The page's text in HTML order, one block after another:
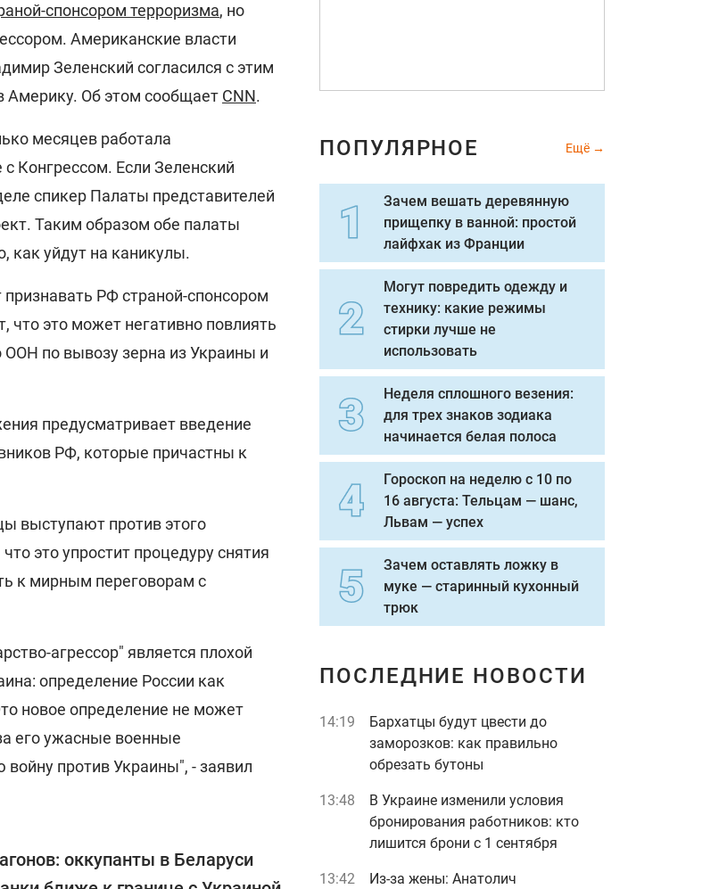
спонсором терроризма, но
Американские власти
Зеленский согласился с этим
Америку. Об этом сообщает CNN.
месяцев работала
Конгрессом. Если Зеленский
спикер Палаты представителей
Таким образом обе палаты
как уйдут на каникулы.
РФ страной-спонсором
что это может негативно повлиять
по вывозу зерна из Украины и
предусматривает введение
РФ, которые причастны к
выступают против этого
это упростит процедуру снятия
к мирным переговорам с
агрессор" является плохой
определение России как
новое определение не может
его ужасные военные
против Украины", - заявил
оккупанты в Беларуси
ПОПУЛЯРНОЕ Ещё
Зачем вешать деревянную
прищепку в ванной: простой
лайфхак из Франции
Могут повредить одежду и
технику: какие режимы
стирки лучше не
использовать
Неделя сплошного везения:
для трех знаков зодиака
начинается белая полоса
Гороскоп на неделю с 10 по
16 августа: Тельцам — шанс,
Львам — успех
Зачем оставлять ложку в
муке — старинный кухонный
трюк
ПОСЛЕДНИЕ НОВОСТИ
14:19
Бархатцы будут цвести до
заморозков: как правильно
обрезать бутоны
13:48
В Украине изменили условия
бронирования работников: кто
лишится брони с 1 сентября
13:42
Из-за жены: Анатолич